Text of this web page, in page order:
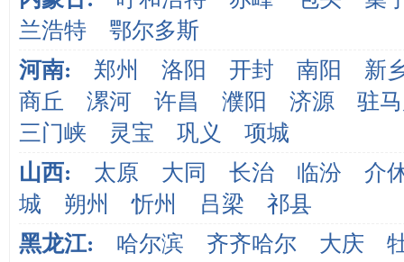
兰浩特
鄂尔多斯
河南:
郑州 洛阳 开封 南阳
新
商丘
漯河 许昌 濮阳 济源
驻
三门峡
灵宝 巩义
项城
山西:
太原 大同 长治 临汾
介
城
朔州 忻州 吕梁
祁县
黑龙江:
哈尔滨 齐齐哈尔 大庆